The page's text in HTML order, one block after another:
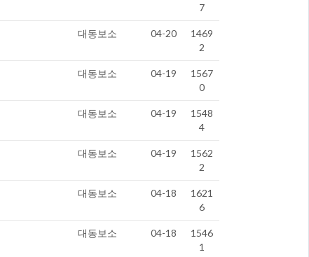
7
대동보소 04-20
1469
2
대동보소 04-19
1567
0
대동보소 04-19
1548
4
대동보소 04-19
1562
2
대동보소 04-18
1621
6
대동보소 04-18
1546
1